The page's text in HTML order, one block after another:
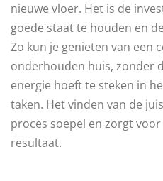
nieuwe vloer. Het is de
goede staat te houden en
Zo kun je genieten van een
onderhouden huis, zonder
energie hoeft te steken in
taken. Het vinden van de
proces soepel en zorgt
resultaat.